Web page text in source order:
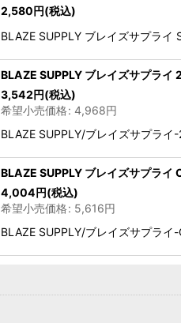
2,580円(税込)
BLAZE SUPPLY ブレイズサプラ
BLAZE SUPPLY ブレイズサプライ
3,542円(税込)
希望小売価格: 4,968円
BLAZE SUPPLY/ブレイズサプラ
BLAZE SUPPLY ブレイズサプライ
4,004円(税込)
希望小売価格: 5,616円
BLAZE SUPPLY/ブレイズサプラ